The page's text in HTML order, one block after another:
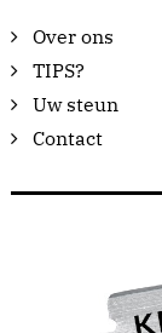
Over ons
TIPS?
Uw steun
Contact